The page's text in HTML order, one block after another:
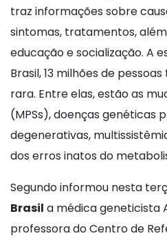
traz informações sobre
sintomas, tratamentos,
educação e socialização. A
Brasil, 13 milhões de
rara. Entre elas, estão as
(MPSs), doenças genéticas
degenerativas,
dos erros inatos do
Segundo informou nesta
Brasil a médica geneticista
professora do Centro de